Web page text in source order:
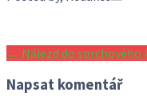
Post
← Nájezd do sprchového
Napsat komentář